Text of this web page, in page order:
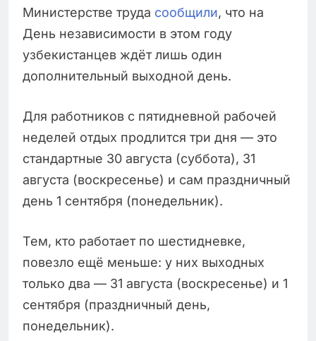
Министерстве труда сообщили, что на
День независимости в этом году
узбекистанцев ждёт лишь один
дополнительный выходной день.
Для работников с пятидневной рабочей
неделей отдых продлится три дня — это
стандартные 30 августа (суббота), 31
августа (воскресенье) и сам праздничный
день 1 сентября (понедельник).
Тем, кто работает по шестидневке,
повезло ещё меньше: у них выходных
только два — 31 августа (воскресенье) и 1
сентября (праздничный день,
понедельник).